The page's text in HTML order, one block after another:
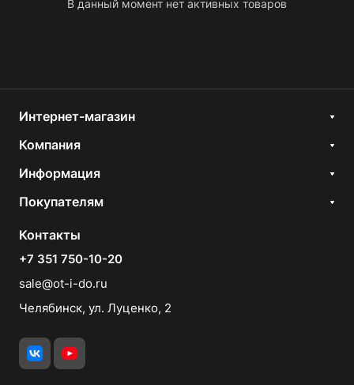
В данный момент нет активных товаров
Интернет-магазин
Компания
Информация
Покупателям
Контакты
+7 351 750-10-20
sale@ot-i-do.ru
Челябинск, ул. Луценко, 2